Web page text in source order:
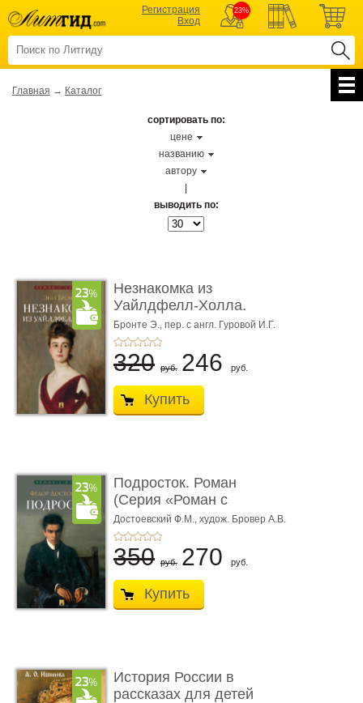
Регистрация
Вход
23%
Главная → Каталог
сортировать по:
цене
названию
автору
выводить по:
Незнакомка из
Уайлдфелл-Холла.
Роман (Серия «Р� ...
Бронте Э., пер. с англ. Гуровой И.Г.
320 руб. 246 руб.
Купить
Подросток. Роман
(Серия «Роман с
книгой»)
Достоевский Ф.М., худож. Бровер А.В.
350 руб. 270 руб.
Купить
История России в
рассказах для детей